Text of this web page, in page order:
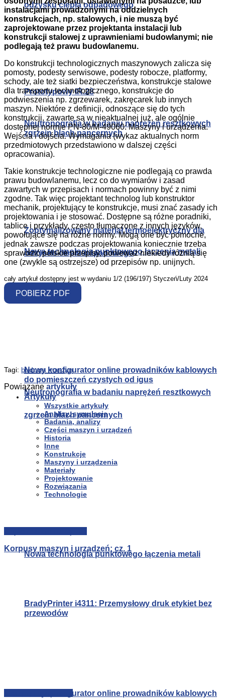
odzysku ciepła odpadowego
Neutronografia w badaniu naprężeń resztkowych
zgrzein blach pancernych
Nowa technologia punktowego łączenia metali
Nowy konfigurator online prowadników kablowych
do pomieszczeń czystych od igus
Artykuły
Wszystkie artykuły
Analizy, symulacje
Badania, analizy
Części maszyn i urządzeń
Historia
Inne
Konstrukcje
Maszyny i urządzenia
Materiały
Projektowanie
Rozwiązania
Technologie
BradyPrinter i4311: Przemysłowy druk etykiet bez
przewodów
Prototypowy IR.28
Zoptymalizowany materiał termoelektryczny dla
odzysku ciepła odpadowego
Neutronografia w badaniu naprężeń resztkowych
zgrzein blach pancernych
Nowa technologia punktowego łączenia metali
Nowy konfigurator online prowadników kablowych
instalacjami prowadzonymi na oddzielnych
konstrukcjach, np. stalowych, i nie muszą być
zaprojektowane przez projektanta instalacji lub
konstrukcji stalowej z uprawnieniami budowlanymi; nie
podlegają też prawu budowlanemu.
Do konstrukcji technologicznych maszynowych zalicza się
pomosty, podesty serwisowe, podesty robocze, platformy,
schody, ale też siatki bezpieczeństwa, konstrukcje stalowe
dla transportu technologicznego, konstrukcje do
podwieszenia np. zgrzewarek, zakręcarek lub innych
maszyn. Niektóre z definicji, odnoszące się do tych
konstrukcji, zawarte są w nieaktualnej już, ale ogólnie
dostępnej normie PN-80/M-49060: Maszyny i urządzenia.
Wejścia i dojścia. Wymagania (wykaz aktualnych norm
przedmiotowych przedstawiono w dalszej części
opracowania).
Takie konstrukcje technologiczne nie podlegają co prawda
prawu budowlanemu, lecz co do wymiarów i zasad
zawartych w przepisach i normach powinny być z nimi
zgodne. Tak więc projektant technolog lub konstruktor
mechanik, projektujący te konstrukcje, musi znać zasady ich
projektowania i je stosować. Dostępne są różne poradniki,
tablice i przykłady, często tłumaczone z innych języków,
powołujące się na różne normy. Mogą one być pomocne,
jednak zawsze podczas projektowania koniecznie trzeba
sprawdzić polskie przepisy, ponieważ niekiedy różnią się
one (zwykle są ostrzejsze) od przepisów np. unijnych.
cały artykuł dostępny jest w wydaniu 1/2 (196/197) Styczeń/Luty 2024
POBIERZ PDF
Tagi: budowa maszyn
Powiązaneartykuły
Korpusy maszyn i urządzeń; cz. 1